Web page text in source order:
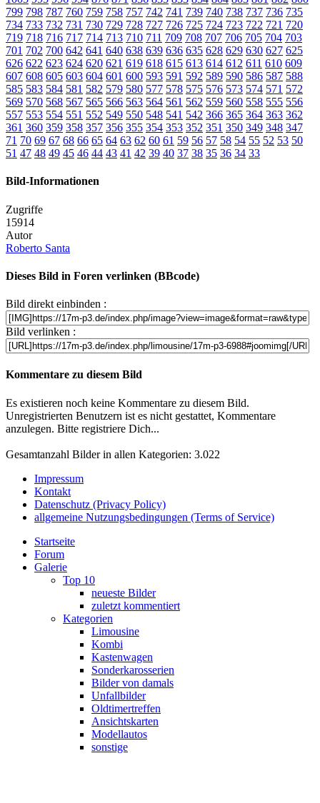
799 798 787 760 759 758 757 742 741 739 740 738 737 736 735
734 733 732 731 730 729 728 727 726 725 724 723 722 721 720
719 718 716 717 714 713 710 711 709 708 707 706 705 704 703
701 702 700 642 641 640 638 639 636 635 628 629 630 627 625
626 622 623 624 620 621 619 618 615 613 614 612 611 610 609
607 608 605 603 604 601 600 593 591 592 589 590 586 587 588
585 583 584 581 582 579 580 577 578 575 576 573 574 571 572
569 570 568 567 565 566 563 564 561 562 559 560 558 555 556
557 553 554 551 552 549 550 548 541 542 366 365 364 363 362
361 360 359 358 357 356 355 354 353 352 351 350 349 348 347
71 70 69 67 68 66 65 64 63 62 60 61 59 56 57 58 54 55 52 53 50
51 47 48 49 45 46 44 43 41 42 39 40 37 38 35 36 34 33
Bild-Informationen
Zugriffe
15914
Autor
Roberto Santa
Dieses Bild in Foren verlinken (BBcode)
Bild direkt einbinden :
Bild verlinken :
Kommentare zu diesem Bild
Es existieren noch keine Kommentare zu diesem Bild.
Unregistrierten Benutzern ist es nicht gestattet, Kommentare
anzulegen. Bitte registriere Dich...
Gesamtanzahl Bilder in allen Kategorien: 3.022
Impressum
Kontakt
Datenschutz (Privacy Policy)
allgemeine Nutzungsbedingungen (Terms of Service)
Startseite
Forum
Galerie
Top 10
neueste Bilder
zuletzt kommentiert
Kategorien
Limousine
Kombi
Kastenwagen
Sonderkarosserien
Bilder von damals
Unfallbilder
Oldtimertreffen
Ansichtskarten
Modellautos
sonstige